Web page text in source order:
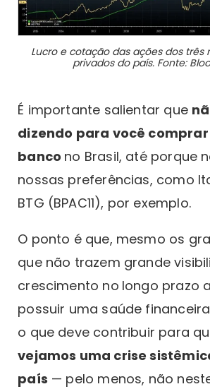
Lucro e cotação das ações dos três
privados do país. Fonte:
É importante salientar que
dizendo para você
banco no Brasil, até porque
nossas preferências, como
BTG (BPAC11), por exemplo.
O ponto é que, mesmo os
que não trazem grande
crescimento no longo prazo
possuir uma saúde
o que deve contribuir para
vejamos uma crise
país — pelo menos, não